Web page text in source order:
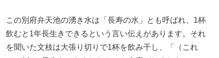
この別府弁天池の湧き水は「長寿の水」とも呼ばれ、1杯
飲むと1年長生きできるという言い伝えがあります。それ
を聞いた文枝は大張り切りで1杯を飲み干し、「（これ